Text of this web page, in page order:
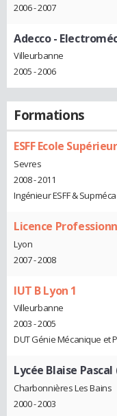
2006 - 2007
Adecco-
Villeurbanne
2005 - 2006
Formations
ESFF Ecole
Sevres
2008 - 2011
Ingénieur ESFF & Supméca
Licence
Lyon
2007 - 2008
IUT B Lyon 1
Villeurbanne
2003 - 2005
DUT Génie Mécanique et
Lycée Blaise
Charbonnières Les Bains
2000 - 2003